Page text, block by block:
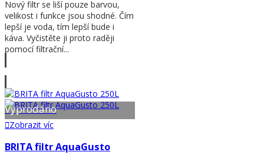
Nový filtr se liší pouze barvou,
velikost i funkce jsou shodné. Čím
lepší je voda, tím lepší bude i
káva. Vyčistěte ji proto raději
pomocí filtrační...
Vyprodáno
Zobrazit víc
BRITA filtr AquaGusto